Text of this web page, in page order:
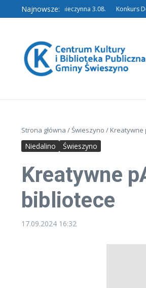
Przejdź do treści
Najnowsze:
Filia w Niedalinie nieczynna 3.08. Konkurs
Strona główna /Świeszyno / Kreatywne
Niedalino Świeszyno
Kreatywne
bibliotece
17.09.2024 16:32